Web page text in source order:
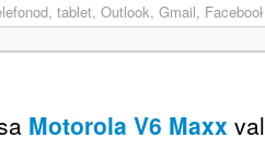
Motorola V6 Maxx val